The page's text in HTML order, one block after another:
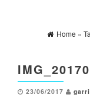
Home »
23/06/2017